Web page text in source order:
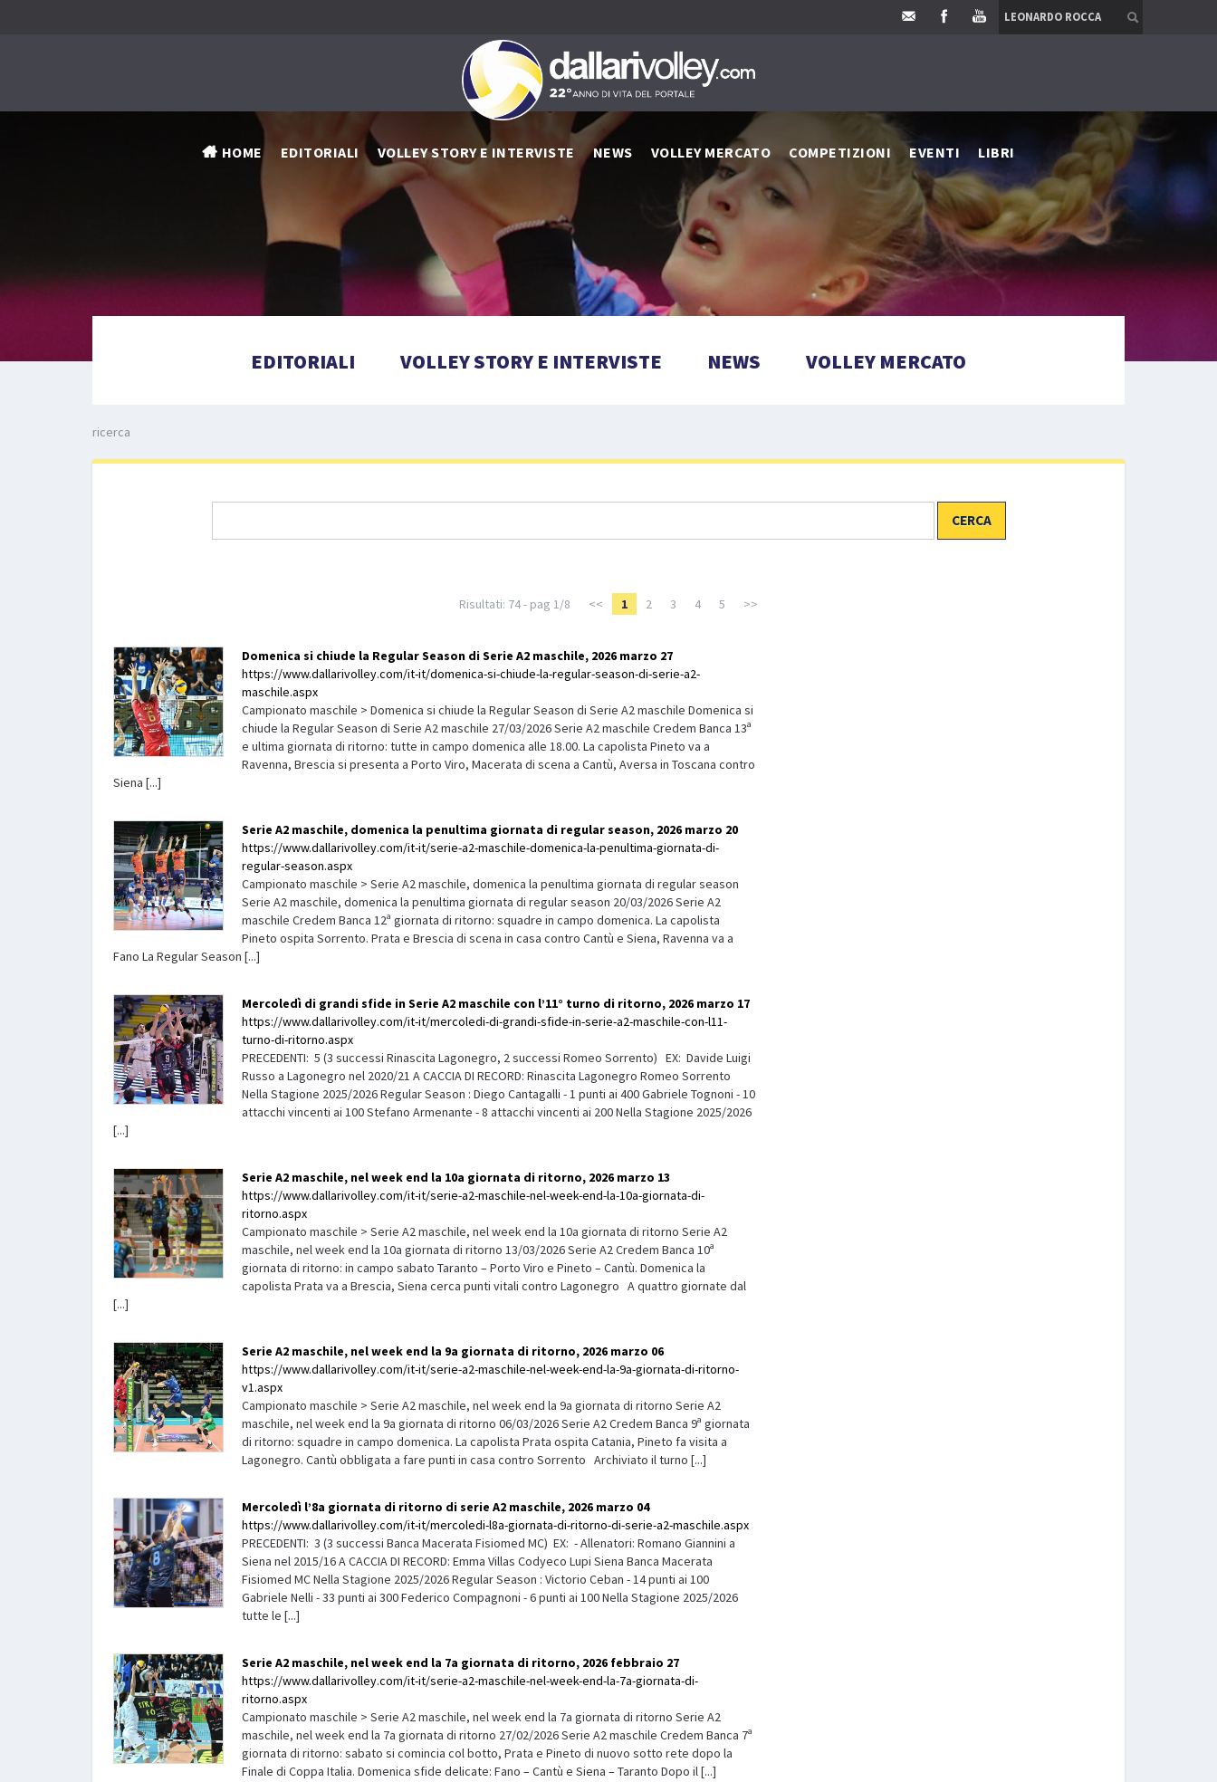
HOME EDITORIALI VOLLEY STORY E INTERVISTE NEWS VOLLEY MERCATO COMPETIZIONI EVENTI LIBRI
EDITORIALI VOLLEY STORY E INTERVISTE NEWS VOLLEY MERCATO
ricerca
Risultati: 74 - pag 1/8 << 1 2 3 4 5 >>
Domenica si chiude la Regular Season di Serie A2 maschile, 2026 marzo 27
https://www.dallarivolley.com/it-it/domenica-si-chiude-la-regular-season-di-serie-a2-
maschile.aspx
Campionato maschile > Domenica si chiude la Regular Season di Serie A2 maschile Domenica si
chiude la Regular Season di Serie A2 maschile 27/03/2026 Serie A2 maschile Credem Banca 13ª
e ultima giornata di ritorno: tutte in campo domenica alle 18.00. La capolista Pineto va a
Ravenna, Brescia si presenta a Porto Viro, Macerata di scena a Cantù, Aversa in Toscana contro
Siena [...]
Serie A2 maschile, domenica la penultima giornata di regular season, 2026 marzo 20
https://www.dallarivolley.com/it-it/serie-a2-maschile-domenica-la-penultima-giornata-di-
regular-season.aspx
Campionato maschile > Serie A2 maschile, domenica la penultima giornata di regular season
Serie A2 maschile, domenica la penultima giornata di regular season 20/03/2026 Serie A2
maschile Credem Banca 12ª giornata di ritorno: squadre in campo domenica. La capolista
Pineto ospita Sorrento. Prata e Brescia di scena in casa contro Cantù e Siena, Ravenna va a
Fano La Regular Season [...]
Mercoledì di grandi sfide in Serie A2 maschile con l’11° turno di ritorno, 2026 marzo 17
https://www.dallarivolley.com/it-it/mercoledi-di-grandi-sfide-in-serie-a2-maschile-con-l11-
turno-di-ritorno.aspx
PRECEDENTI: 5 (3 successi Rinascita Lagonegro, 2 successi Romeo Sorrento) EX: Davide Luigi
Russo a Lagonegro nel 2020/21 A CACCIA DI RECORD: Rinascita Lagonegro Romeo Sorrento
Nella Stagione 2025/2026 Regular Season : Diego Cantagalli - 1 punti ai 400 Gabriele Tognoni - 10
attacchi vincenti ai 100 Stefano Armenante - 8 attacchi vincenti ai 200 Nella Stagione 2025/2026
[...]
Serie A2 maschile, nel week end la 10a giornata di ritorno, 2026 marzo 13
https://www.dallarivolley.com/it-it/serie-a2-maschile-nel-week-end-la-10a-giornata-di-
ritorno.aspx
Campionato maschile > Serie A2 maschile, nel week end la 10a giornata di ritorno Serie A2
maschile, nel week end la 10a giornata di ritorno 13/03/2026 Serie A2 Credem Banca 10ª
giornata di ritorno: in campo sabato Taranto – Porto Viro e Pineto – Cantù. Domenica la
capolista Prata va a Brescia, Siena cerca punti vitali contro Lagonegro A quattro giornate dal
[...]
Serie A2 maschile, nel week end la 9a giornata di ritorno, 2026 marzo 06
https://www.dallarivolley.com/it-it/serie-a2-maschile-nel-week-end-la-9a-giornata-di-ritorno-
v1.aspx
Campionato maschile > Serie A2 maschile, nel week end la 9a giornata di ritorno Serie A2
maschile, nel week end la 9a giornata di ritorno 06/03/2026 Serie A2 Credem Banca 9ª giornata
di ritorno: squadre in campo domenica. La capolista Prata ospita Catania, Pineto fa visita a
Lagonegro. Cantù obbligata a fare punti in casa contro Sorrento Archiviato il turno [...]
Mercoledì l’8a giornata di ritorno di serie A2 maschile, 2026 marzo 04
https://www.dallarivolley.com/it-it/mercoledi-l8a-giornata-di-ritorno-di-serie-a2-maschile.aspx
PRECEDENTI: 3 (3 successi Banca Macerata Fisiomed MC) EX: - Allenatori: Romano Giannini a
Siena nel 2015/16 A CACCIA DI RECORD: Emma Villas Codyeco Lupi Siena Banca Macerata
Fisiomed MC Nella Stagione 2025/2026 Regular Season : Victorio Ceban - 14 punti ai 100
Gabriele Nelli - 33 punti ai 300 Federico Compagnoni - 6 punti ai 100 Nella Stagione 2025/2026
tutte le [...]
Serie A2 maschile, nel week end la 7a giornata di ritorno, 2026 febbraio 27
https://www.dallarivolley.com/it-it/serie-a2-maschile-nel-week-end-la-7a-giornata-di-
ritorno.aspx
Campionato maschile > Serie A2 maschile, nel week end la 7a giornata di ritorno Serie A2
maschile, nel week end la 7a giornata di ritorno 27/02/2026 Serie A2 maschile Credem Banca 7ª
giornata di ritorno: sabato si comincia col botto, Prata e Pineto di nuovo sotto rete dopo la
Finale di Coppa Italia. Domenica sfide delicate: Fano – Cantù e Siena – Taranto Dopo il [...]